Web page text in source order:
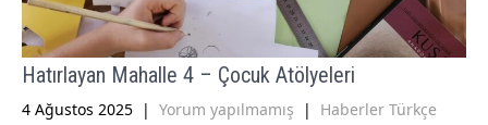
Hatırlayan Mahalle 4 – Çocuk Atölyeleri
4 Ağustos 2025 | Yorum yapılmamış | Haberler Türkçe